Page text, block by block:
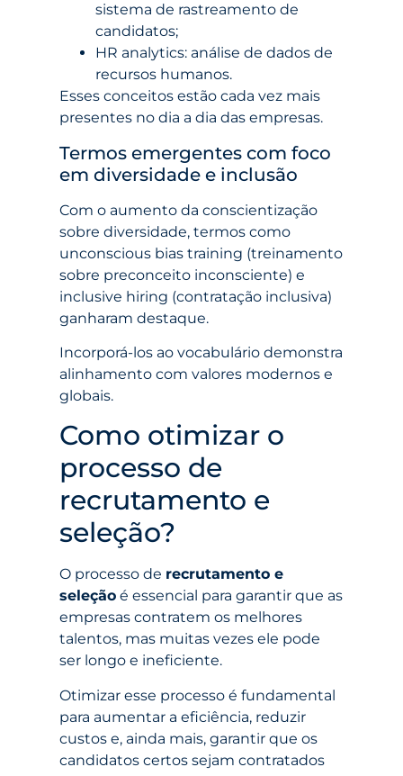
sistema de rastreamento de
candidatos;
HR analytics: análise de dados de
recursos humanos.
Esses conceitos estão cada vez mais
presentes no dia a dia das empresas.
Termos emergentes com foco
em diversidade e inclusão
Com o aumento da conscientização
sobre diversidade, termos como
unconscious bias training (treinamento
sobre preconceito inconsciente) e
inclusive hiring (contratação inclusiva)
ganharam destaque.
Incorporá-los ao vocabulário demonstra
alinhamento com valores modernos e
globais.
Como otimizar o
processo de
recrutamento e
seleção?
O processo de recrutamento e
seleção é essencial para garantir que as
empresas contratem os melhores
talentos, mas muitas vezes ele pode
ser longo e ineficiente.
Otimizar esse processo é fundamental
para aumentar a eficiência, reduzir
custos e, ainda mais, garantir que os
candidatos certos sejam contratados